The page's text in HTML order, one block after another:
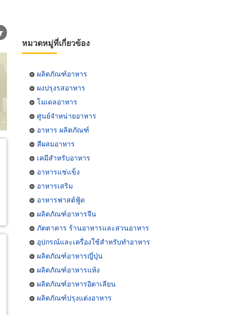
หมวดหมู่ที่เกี่ยวข้อง
ผลิตภัณฑ์อาหาร
ผงปรุงรสอาหาร
โมเดลอาหาร
ศูนย์จำหน่ายอาหาร
อาหาร ผลิตภัณฑ์
สีผสมอาหาร
เคมีสำหรับอาหาร
อาหารแช่แข็ง
อาหารเสริม
อาหารฟาสต์ฟู้ด
ผลิตภัณฑ์อาหารจีน
ภัตตาคาร ร้านอาหารและสวนอาหาร
อุปกรณ์และเครื่องใช้สำหรับทำอาหาร
ผลิตภัณฑ์อาหารญี่ปุ่น
ผลิตภัณฑ์อาหารแห้ง
ผลิตภัณฑ์อาหารอิตาเลียน
ผลิตภัณฑ์ปรุงแต่งอาหาร